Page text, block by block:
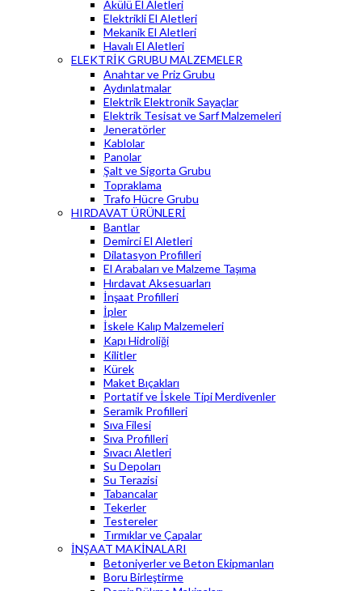
Akülü El Aletleri
Elektrikli El Aletleri
Mekanik El Aletleri
Havalı El Aletleri
ELEKTRİK GRUBU MALZEMELER
Anahtar ve Priz Grubu
Aydınlatmalar
Elektrik Elektronik Sayaçlar
Elektrik Tesisat ve Sarf Malzemeleri
Jeneratörler
Kablolar
Panolar
Şalt ve Sigorta Grubu
Topraklama
Trafo Hücre Grubu
HIRDAVAT ÜRÜNLERİ
Bantlar
Demirci El Aletleri
Dilatasyon Profilleri
El Arabaları ve Malzeme Taşıma
Hırdavat Aksesuarları
İnşaat Profilleri
İpler
İskele Kalıp Malzemeleri
Kapı Hidroliği
Kilitler
Kürek
Maket Bıçakları
Portatif ve İskele Tipi Merdivenler
Seramik Profilleri
Sıva Filesi
Sıva Profilleri
Sıvacı Aletleri
Su Depoları
Su Terazisi
Tabancalar
Tekerler
Testereler
Tırmıklar ve Çapalar
İNŞAAT MAKİNALARI
Betoniyerler ve Beton Ekipmanları
Boru Birleştirme